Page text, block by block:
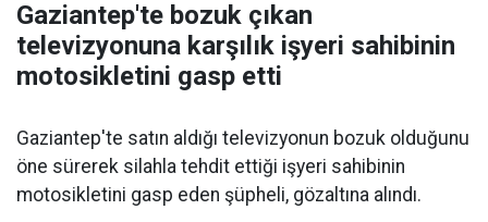
Gaziantep'te bozuk çıkan
televizyonuna karşılık işyeri sahibinin
motosikletini gasp etti
​Gaziantep'te satın aldığı televizyonun bozuk olduğunu
öne sürerek silahla tehdit ettiği işyeri sahibinin
motosikletini gasp eden şüpheli, gözaltına alındı.